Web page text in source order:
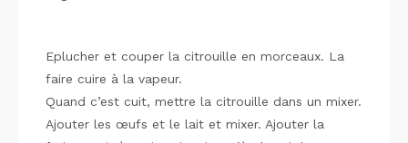
Eplucher et couper la citrouille en morceaux. La
faire cuire à la vapeur.
Quand c’est cuit, mettre la citrouille dans un mixer.
Ajouter les œufs et le lait et mixer. Ajouter la